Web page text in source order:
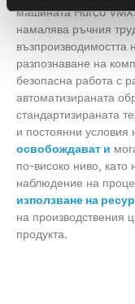
машината Hurco
намалява ръчния
възпроизводимостта
разпознаване на
безопасна работа с
автоматизираната
стандартизираната
и постоянни условия
освобождават и
по-високо ниво, като
наблюдение на
използване на
на производствения
продукта.